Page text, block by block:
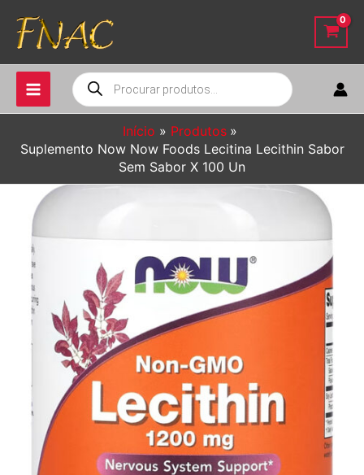
para
conteúdo
Pesquisar
produtos
Início
Produtos
Suplemento Now Now Foods Lecitina Lecithin Sabor
Sem Sabor X 100 Un